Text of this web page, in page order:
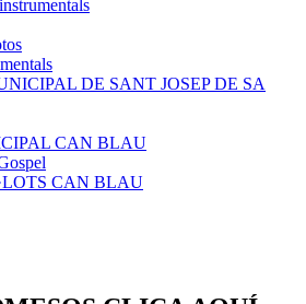
DE SANT JOSEP DE SA
CAN BLAU
CAN BLAU